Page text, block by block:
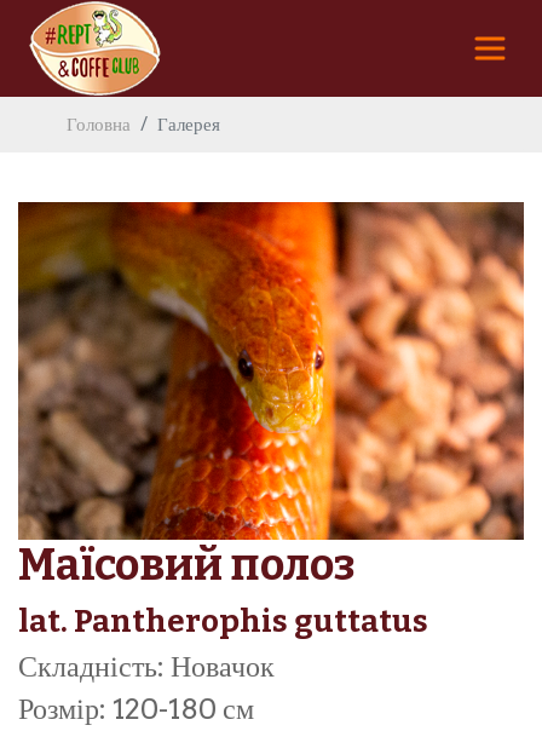
Головна Галерея
Маїсовий полоз
lat. Pantherophis guttatus
Складність: Новачок
Розмір: 120-180 см